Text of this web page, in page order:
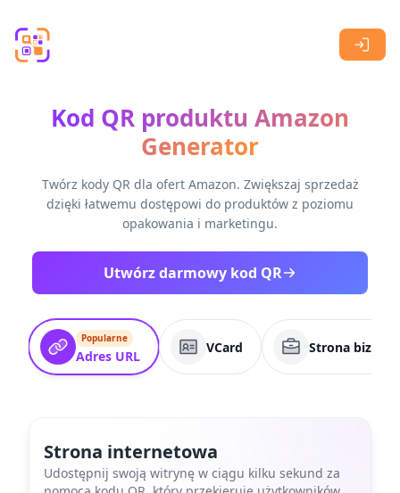
Kod QR produktu Amazon
Generator
Twórz kody QR dla ofert Amazon. Zwiększaj sprzedaż
dzięki łatwemu dostępowi do produktów z poziomu
opakowania i marketingu.
Utwórz darmowy kod QR
Popularne
Adres URL
VCard Strona
Strona internetowa
Udostępnij swoją witrynę w ciągu kilku sekund za